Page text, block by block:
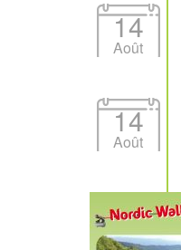
14
Août
14
Août